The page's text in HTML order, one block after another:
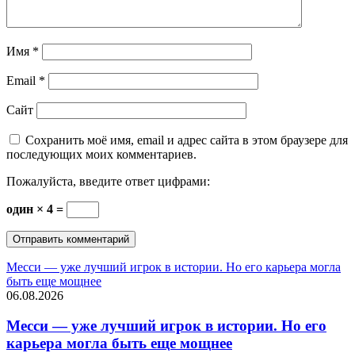
Имя *
Email *
Сайт
Сохранить моё имя, email и адрес сайта в этом браузере для
последующих моих комментариев.
Пожалуйста, введите ответ цифрами:
один × 4 =
Месси — уже лучший игрок в истории. Но его карьера могла
быть еще мощнее
06.08.2026
Месси — уже лучший игрок в истории. Но его
карьера могла быть еще мощнее